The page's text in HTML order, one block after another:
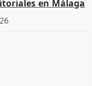
en Málaga